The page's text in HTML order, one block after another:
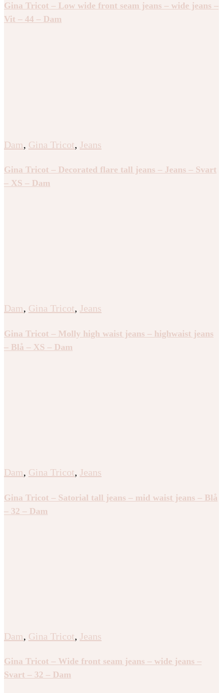
Gina Tricot – Low wide front seam jeans – wide jeans –
Vit – 44 – Dam
Dam, Gina Tricot, Jeans
Gina Tricot – Decorated flare tall jeans – Jeans – Svart
– XS – Dam
Dam, Gina Tricot, Jeans
Gina Tricot – Molly high waist jeans – highwaist jeans
– Blå – XS – Dam
Dam, Gina Tricot, Jeans
Gina Tricot – Satorial tall jeans – mid waist jeans – Blå
– 32 – Dam
Dam, Gina Tricot, Jeans
Gina Tricot – Wide front seam jeans – wide jeans –
Svart – 32 – Dam